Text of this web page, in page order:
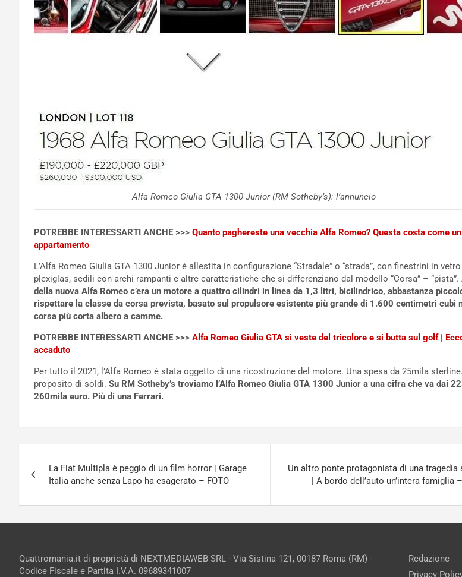
Alfa Romeo Giulia GTA 1300 Junior (RM Sotheby’s): l’annuncio
POTREBBE INTERESSARTI ANCHE >>> Quanto paghereste una vecchia Alfa Romeo? Questa costa come un
appartamento
L’Alfa Romeo Giulia GTA 1300 Junior è allestita in configurazione “Stradale” o “strada”, con finestrini in
plexiglas, sedili con archi rampanti e altre caratteristiche che si differenziano dal modello “Corsa” – “pista”.
della nuova Alfa Romeo c’era un motore a quattro cilindri in linea da 1,3 litri, bicilindrico, abbastanza
rispettare la classe da corsa prevista, basato sul propulsore esistente più grande di 1.600 centimetri cubi
corsa più corta albero a camme.
POTREBBE INTERESSARTI ANCHE >>> Alfa Romeo Giulia GTA si veste del tricolore e si butta sul golf |
accaduto
Per tutto il 2021, l’Alfa Romeo è stata oggetto di una ricostruzione del motore. Una spesa da 25mila
proposito di soldi. Su RM Sotheby’s troviamo l’Alfa Romeo Giulia GTA 1300 Junior a una cifra che va dai
260mila euro. Più di una Ferrari.
articoli
La Fiat Multipla è peggio di un film horror | Garage
Italia anche senza Lapo ha esagerato – FOTO
Un altro ponte protagonista di una tragedia
| A bordo dell’auto un’intera famiglia
Quattromania.it di proprietà di NEXTMEDIAWEB SRL - Via Sistina 121, 00187 Roma (RM) -
Codice Fiscale e Partita I.V.A. 09689341007
Redazione
Privacy